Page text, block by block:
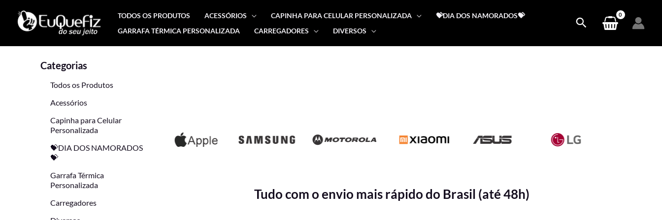
conteúdo
TODOS OS PRODUTOS ACESSÓRIOS CAPINHA PARA CELULAR PERSONALIZADA
💝DIA DOS NAMORADOS💝
GARRAFA TÉRMICA PERSONALIZADA
CARREGADORES DIVERSOS
Categorias
Todos os Produtos
Acessórios
Capinha para Celular
Personalizada
💝DIA DOS NAMORADOS
💝
Garrafa Térmica
Personalizada
Carregadores
Tudo com o envio mais rápido do Brasil (até 48h)